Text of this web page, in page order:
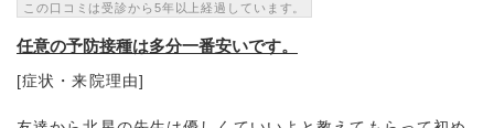
この口コミは受診から5年以上経過しています。
任意の予防接種は多分一番安いです。
[症状・来院理由]